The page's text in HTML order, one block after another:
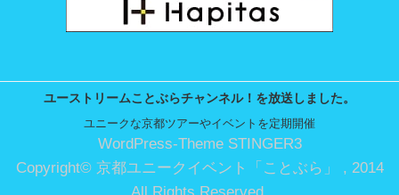
ユーストリームことぶらチャンネル！を放送しました。
ユニークな京都ツアーやイベントを定期開催
WordPress-Theme STINGER3
Copyright© 京都ユニークイベント「ことぶら」 , 2014